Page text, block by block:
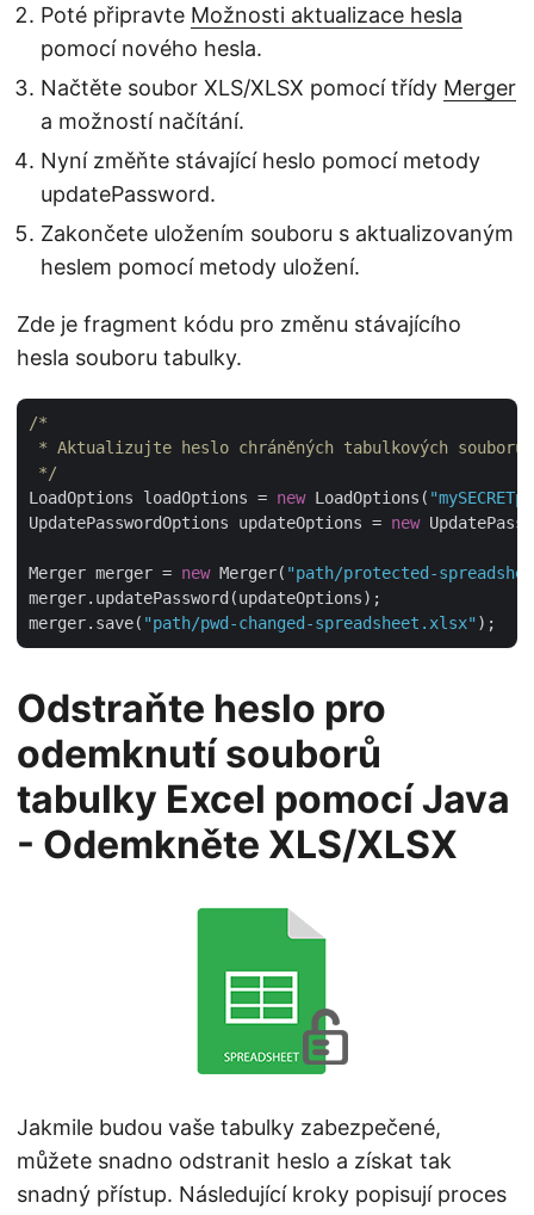
Poté připravte Možnosti aktualizace hesla
pomocí nového hesla.
Načtěte soubor XLS/XLSX pomocí třídy Merger
a možností načítání.
Nyní změňte stávající heslo pomocí metody
updatePassword.
Zakončete uložením souboru s aktualizovaným
heslem pomocí metody uložení.
Zde je fragment kódu pro změnu stávajícího
hesla souboru tabulky.
/*
* Aktualizujte heslo chráněných tabulkových souborů
*/
LoadOptions loadOptions = new LoadOptions(
UpdatePasswordOptions updateOptions = new
Merger merger = new Merger( "path/protected-
merger.updatePassword(updateOptions);
merger.save( "path/pwd-changed-spreadsheet.xlsx"
Odstraňte heslo pro
odemknutí souborů
tabulky Excel pomocí Java
- Odemkněte XLS/XLSX
Jakmile budou vaše tabulky zabezpečené,
můžete snadno odstranit heslo a získat tak
snadný přístup. Následující kroky popisují proces